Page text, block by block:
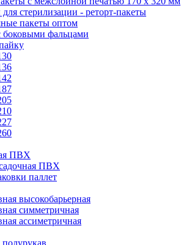
стерилизации - реторт-пакеты
пакеты оптом
боковыми фальцами
ПВХ
ПВХ
паллет
высокобарьерная
симметричная
ассиметричная